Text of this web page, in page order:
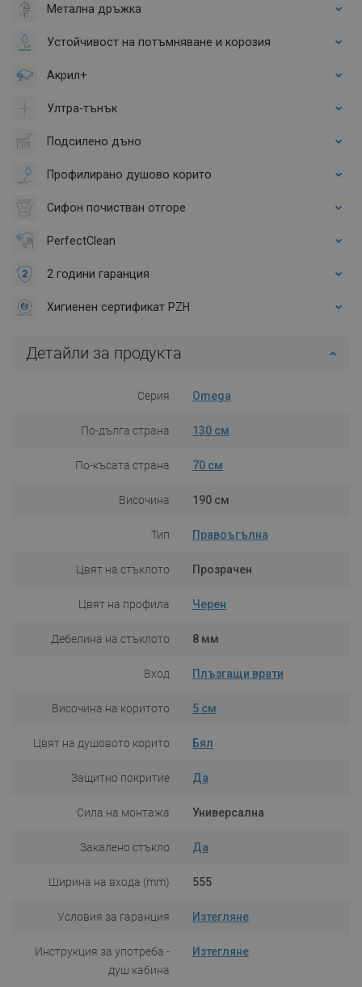
Метална дръжка
Устойчивост на потъмняване и корозия
Акрил+
Ултра-тънък
Подсилено дъно
Профилирано душово корито
Сифон почистван отгоре
PerfectClean
2 години гаранция
Хигиенен сертификат PZH
Детайли за продукта
Серия Omega
По-дълга страна 130 см
По-късата страна 70 см
Височина 190 см
Тип Правоъгълна
Цвят на стъклото Прозрачен
Цвят на профила Черен
Дебелина на стъклото 8 мм
Вход Плъзгащи врати
Височина на коритото 5 см
Цвят на душовото корито Бял
Защитно покритие Да
Сила на монтажа Универсална
Закалено стъкло Да
Ширина на входа (mm) 555
Условия за гаранция Изтегляне
Инструкция за употреба -
душ кабина
Изтегляне